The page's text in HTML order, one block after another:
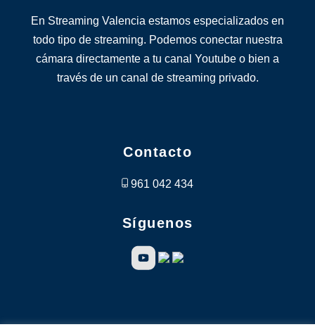
En Streaming Valencia estamos especializados en
todo tipo de streaming. Podemos conectar nuestra
cámara directamente a tu canal Youtube o bien a
través de un canal de streaming privado.
Contacto
961 042 434
Síguenos